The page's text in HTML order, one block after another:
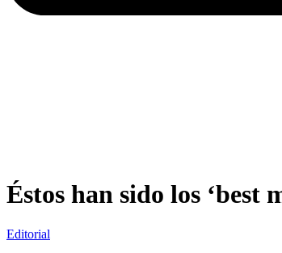
Éstos han sido los ‘best
Editorial